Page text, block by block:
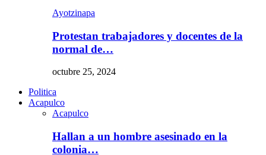
Ayotzinapa
Protestan trabajadores y docentes de la
normal de…
octubre 25, 2024
Politica
Acapulco
Acapulco
Hallan a un hombre asesinado en la
colonia…